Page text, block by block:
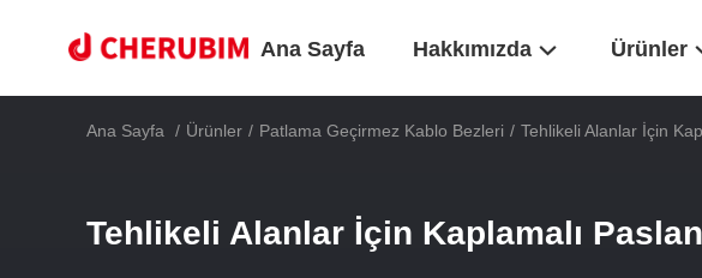
Ana Sayfa Hakkımızda Ürünler
Ana Sayfa / Ürünler / Patlama Geçirmez Kablo Bezleri / Tehlikeli Alanlar İçin
Tehlikeli Alanlar İçin Kaplamalı